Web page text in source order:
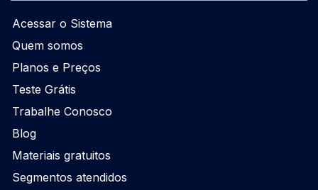
Acessar o Sistema
Quem somos
Planos e Preços
Teste Grátis
Trabalhe Conosco
Blog
Materiais gratuitos
Segmentos atendidos